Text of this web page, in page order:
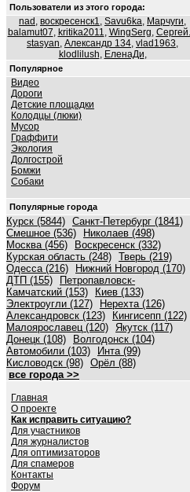
Пользователи из этого города:
nad , воскресенск1, Savu6ka, Марчуги,
balamut07, kritika2011, WingSerg,
stasyan, Александр 134, vlad1963,
klodlilush, ЕленаДи,
Популярное
Видео
Дороги
Детские площадки
Колодцы (люки)
Мусор
Граффити
Экология
Долгострой
Бомжи
Собаки
Популярные города
Курск (5844) Санкт-Петербург (1841)
Смешное (536)
Николаев (498)
Москва (456)
Воскресенск (332)
Курская область (248) Тверь (219)
Одесса (216)
Нижний Новгород (170)
ДТП (155)
Петропавловск-
Камчатский (153)
Киев (133)
Электроугли (127)
Нерехта (126)
Александровск (123)
Кингисепп (122)
Малоярославец (120) Якутск (117)
Донецк (108)
Волгодонск (104)
Автомобили (103)
Инта (99)
Кисловодск (98) Орёл (88)
все города >>
Главная
О проекте
Как исправить ситуацию?
Для участников
Для журналистов
Для оптимизаторов
Для спамеров
Контакты
Форум